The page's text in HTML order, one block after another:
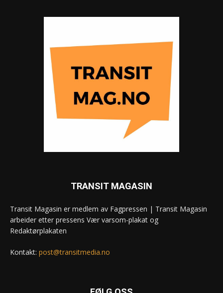
TRANSIT MAGASIN
Transit Magasin er medlem av Fagpressen | Transit Magasin
arbeider etter pressens Vær varsom-plakat og
Redaktørplakaten
Kontakt: post@transitmedia.no